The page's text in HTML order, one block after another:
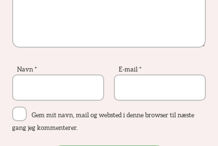
Navn * E-mail *
Gem mit navn, mail og websted i denne browser til næste
gang jeg kommenterer.